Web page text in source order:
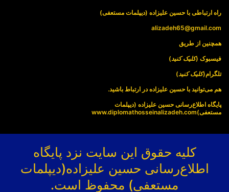
راه ارتباطی با حسین علیزاده (دیپلمات مستعفی)
alizadeh65@gmail.com
همچنین از طریق
فیسبوک (کلیک کنید)
تلگرام(کلیک کنید)
هم می‌توانید با حسین علیزاده در ارتباط باشید.
پایگاه اطلاع‌رسانی حسین علیزاده (دیپلمات
مستعفی)www.diplomathosseinalizadeh.com
کلیه حقوق این سایت نزد پایگاه
اطلاع‌رسانی حسین علیزاده(دیپلمات
مستعفی) محفوظ است.